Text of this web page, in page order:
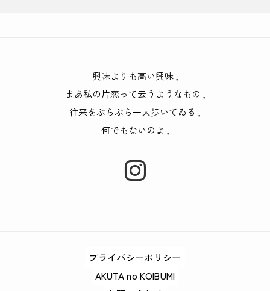
興味よりも高い興味,
まあ私の片恋って云うようなもの ,
往来をぶらぶら一人歩いてゐる ,
何でもないのよ ,
プライバシーポリシー
AKUTA no KOIBUMI